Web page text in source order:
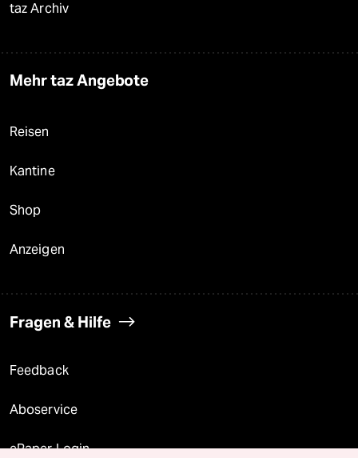
taz Archiv
Mehr taz Angebote
Reisen
Kantine
Shop
Anzeigen
Fragen & Hilfe
Feedback
Aboservice
ePaper Login